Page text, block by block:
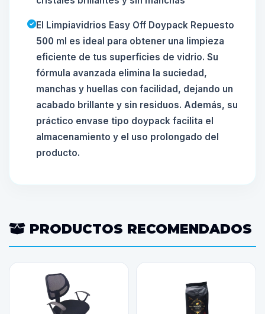
El Limpiavidrios Easy Off Doypack Repuesto
500 ml es ideal para obtener una limpieza
eficiente de tus superficies de vidrio. Su
fórmula avanzada elimina la suciedad,
manchas y huellas con facilidad, dejando un
acabado brillante y sin residuos. Además, su
práctico envase tipo doypack facilita el
almacenamiento y el uso prolongado del
producto.
PRODUCTOS RECOMENDADOS